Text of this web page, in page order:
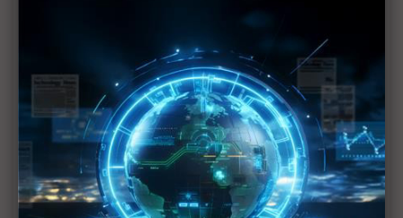
震災能否成日本青年走出疏離契機？
日本人何以能夠臨危不亂？
菅直人就核電廠危機 謀求民主黨歷任代表配合
強震震出隱憂 日本需要明確領導
宮城強震刺激 震醒日本失落十年